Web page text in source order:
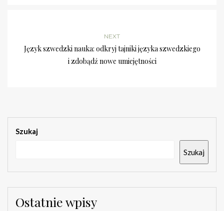
NEXT
Język szwedzki nauka: odkryj tajniki języka szwedzkiego
i zdobądź nowe umiejętności
Szukaj
Szukaj
Ostatnie wpisy